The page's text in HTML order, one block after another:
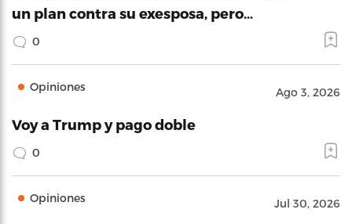
un plan contra su exesposa, pero…
0
Opiniones Ago 3, 2026
Voy a Trump y pago doble
0
Opiniones Jul 30, 2026